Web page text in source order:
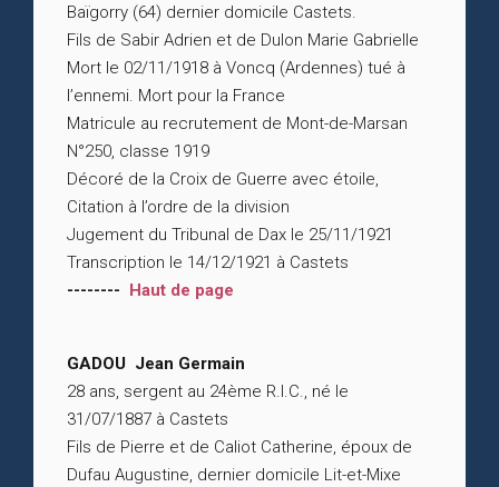
Baïgorry (64) dernier domicile Castets.
Fils de Sabir Adrien et de Dulon Marie Gabrielle
Mort le 02/11/1918 à Voncq (Ardennes) tué à
l’ennemi. Mort pour la France
Matricule au recrutement de Mont-de-Marsan
N°250, classe 1919
Décoré de la Croix de Guerre avec étoile,
Citation à l’ordre de la division
Jugement du Tribunal de Dax le 25/11/1921
Transcription le 14/12/1921 à Castets
-------- Haut de page
GADOU Jean Germain
28 ans, sergent au 24ème R.I.C., né le
31/07/1887 à Castets
Fils de Pierre et de Caliot Catherine, époux de
Dufau Augustine, dernier domicile Lit-et-Mixe